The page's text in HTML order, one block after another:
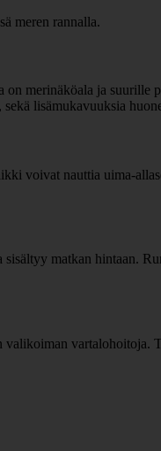
meren rannalla.
merinäköala ja
lisämukavuuksia
voivat nauttia uima-
matkan hintaan.
vartalohoitoja.